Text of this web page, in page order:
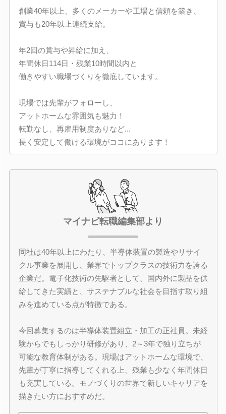
創業40年以上、多くのメーカーや工場と信頼を築き、
賞与も20年以上連続支給。
年2回の賞与や昇給に加え、
年間休日114日・残業10時間以内と
働きやすい職場づくりを徹底しています。
現場では先輩がフォローし、
アットホームな雰囲気も魅力！
転勤なし、再雇用制度ありなど...
長く安定して働ける環境がココにあります！
マイナビ転職編集部より
同社は40年以上にわたり、半導体装置の製造やリサイ
クル事業を展開し、業界でトップクラスの技術力を誇る
企業だ。電子化技術の先駆者として、国内外に製品を供
給してきた実績と、サステナブルな社会を目指す取り組
みを進めている点が特徴である。
今回募集するのは半導体装置組立・加工の正社員。未経
験からでもしっかり研修があり、2～3年で独り立ちが
可能な教育体制がある。現場はアットホームな環境で、
先輩が丁寧に指導してくれる上、残業も少なく年間休日
も充実している。モノづくりの世界で新しいキャリアを
描きたい方におすすめだ。